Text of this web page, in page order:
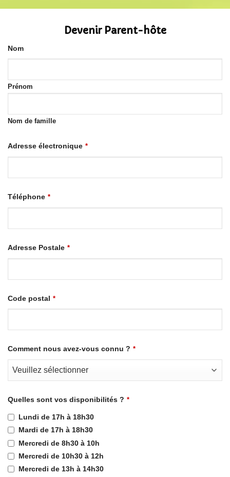
Devenir Parent-hôte
Nom
Prénom
Nom de famille
Adresse électronique *
Téléphone *
Adresse Postale *
Code postal *
Comment nous avez-vous connu ? *
Quelles sont vos disponibilités ? *
Lundi de 17h à 18h30
Mardi de 17h à 18h30
Mercredi de 8h30 à 10h
Mercredi de 10h30 à 12h
Mercredi de 13h à 14h30